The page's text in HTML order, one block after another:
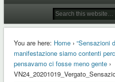
You are here: Home› “Sensazioni
manifestazione siamo contenti
pensavamo ci fosse meno gente›